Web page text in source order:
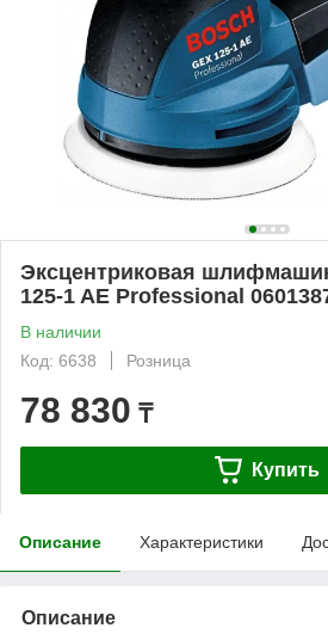
Эксцентриковая
125-1 AE Professional
В наличии
Код: 6638
Розница
78 830 ₸
Купить
Описание Характеристики
Описание